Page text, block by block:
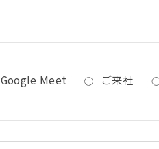
Google Meet ご来社